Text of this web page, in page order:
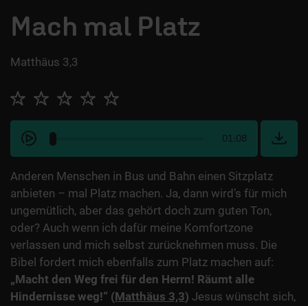
ÜBER UNS
Mach mal Platz
Matthäus 3,3
01:08
Anderen Menschen in Bus und Bahn einen Sitzplatz
anbieten – mal Platz machen. Ja, dann wird’s für mich
ungemütlich, aber das gehört doch zum guten Ton,
oder? Auch wenn ich dafür meine Komfortzone
verlassen und mich selbst zurücknehmen muss. Die
Bibel fordert mich ebenfalls zum Platz machen auf:
„Macht den Weg frei für den Herrn! Räumt alle
Hindernisse weg!“ (Matthäus 3,3) Jesus wünscht sich,